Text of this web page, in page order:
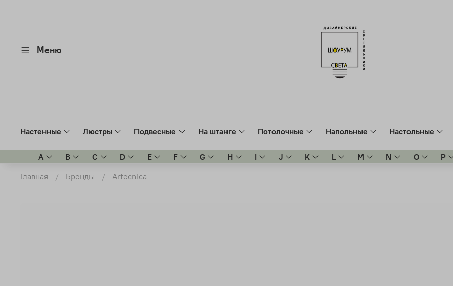
Меню
Настенные Люстры Подвесные На штанге Потолочные Напольные Настольные
A B C D E F G H I J K L M N O
P
Главная
Бренды Artecnica